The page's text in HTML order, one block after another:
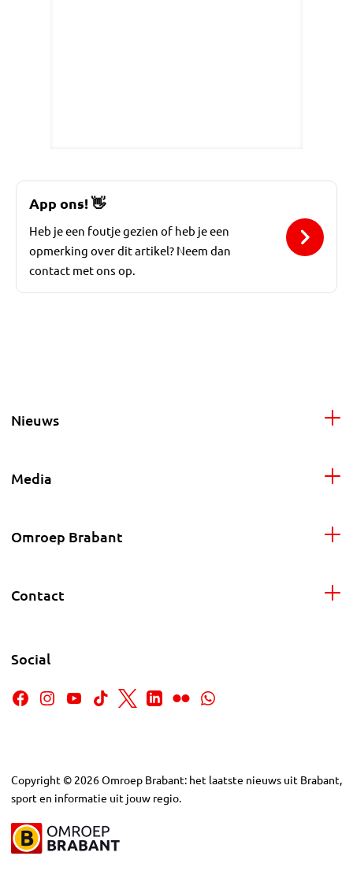
App ons!👋
Heb je een foutje gezien of heb je een
opmerking over dit artikel? Neem dan
contact met ons op.
Nieuws
Media
Omroep Brabant
Contact
Social
Copyright © 2026Omroep Brabant: het laatste nieuws uit Brabant,
sport en informatie uit jouw regio.